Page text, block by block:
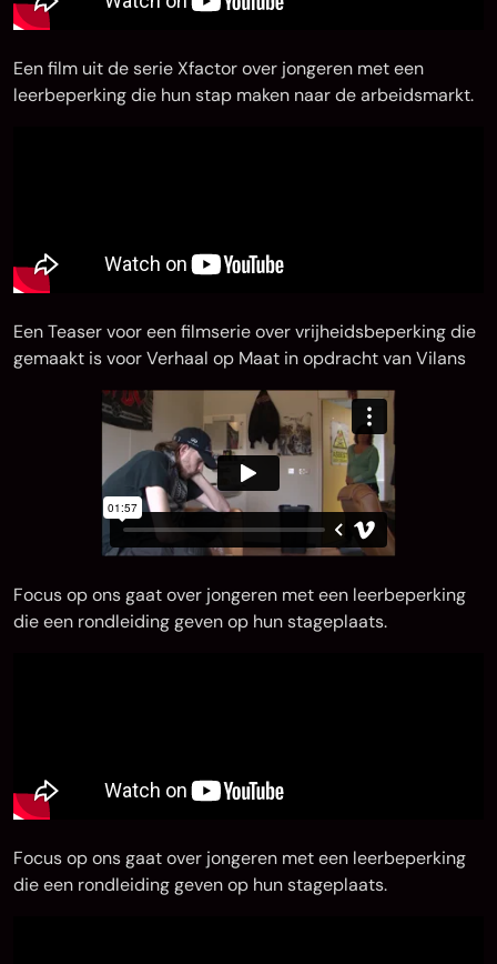
Een film uit de serie Xfactor over jongeren met een
leerbeperking die hun stap maken naar de arbeidsmarkt.
Een Teaser voor een filmserie over vrijheidsbeperking die
gemaakt is voor Verhaal op Maat in opdracht van Vilans
Focus op ons gaat over jongeren met een leerbeperking
die een rondleiding geven op hun stageplaats.
Focus op ons gaat over jongeren met een leerbeperking
die een rondleiding geven op hun stageplaats.